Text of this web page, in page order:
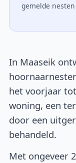
gemelde nesten
In Maaseik
het voorjaar
woning, een
door een
behandeld.
Met ongeveer